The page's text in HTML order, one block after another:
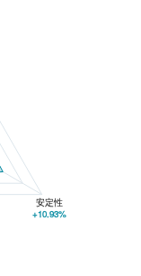
安定性
+10.93%